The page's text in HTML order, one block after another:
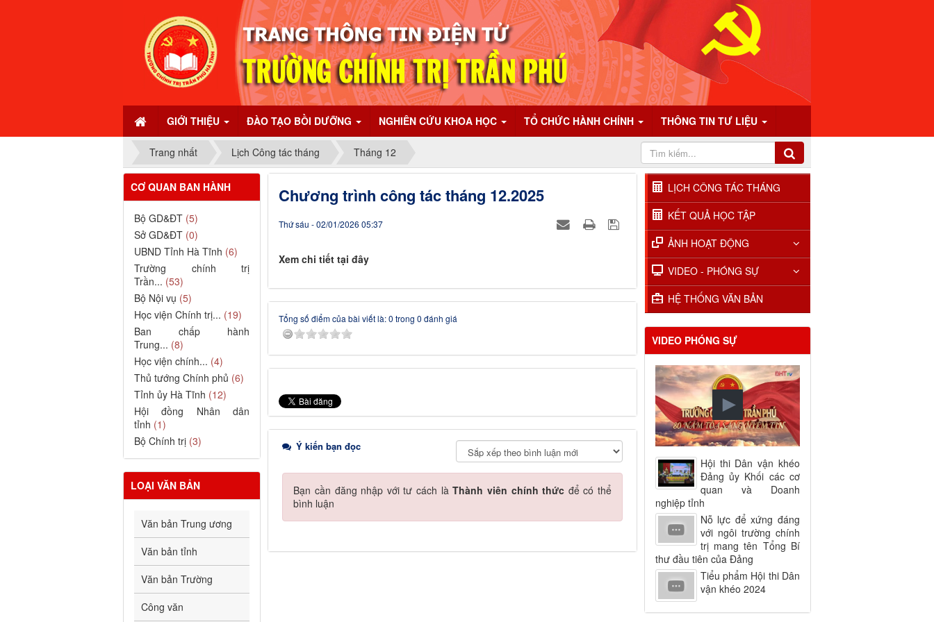
GIỚI THIỆU ĐÀO TẠO BỒI DƯỠNG NGHIÊN CỨU KHOA HỌC TỔ CHỨC HÀNH CHÍNH THÔNG TIN TƯ LIỆU
Trang nhất Lịch Công tác tháng Tháng 12
Chương trình công tác tháng 12.2025
Thứ sáu - 02/01/2026 05:37
Xem chi tiết tại đây
Tổng số điểm của bài viết là: 0 trong 0 đánh giá
Ý kiến bạn đọc
Bạn cần đăng nhập với tư cách làThành viên chính thức để có thể
bình luận
LỊCH CÔNG TÁC THÁNG
KẾT QUẢ HỌC TẬP
ẢNH HOẠT ĐỘNG
VIDEO - PHÓNG SỰ
HỆ THỐNG VĂN BẢN
VIDEO PHÓNG SỰ
Hội thi Dân vận khéo
Đảng ủy Khối các cơ
quan và Doanh
nghiệp tỉnh
Nỗ lực để xứng đáng
với ngôi trường chính
trị mang tên Tổng Bí
thư đầu tiên của Đảng
Tiểu phẩm Hội thi Dân
vận khéo 2024
CƠ QUAN BAN HÀNH
Bộ GD&ĐT (5)
Sở GD&ĐT (0)
UBND Tỉnh Hà Tĩnh (6)
Trường chính trị
Trần... (53)
Bộ Nội vụ (5)
Học viện Chính trị... (19)
Ban chấp hành
Trung... (8)
Học viện chính... (4)
Thủ tướng Chính phủ (6)
Tỉnh ủy Hà Tĩnh (12)
Hội đồng Nhân dân
tỉnh (1)
Bộ Chính trị (3)
LOẠI VĂN BẢN
Văn bản Trung ương
Văn bản tỉnh
Văn bản Trường
Công văn